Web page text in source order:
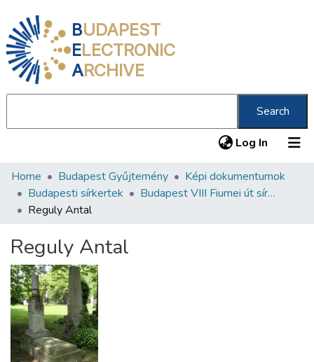
BUDAPEST
ELECTRONIC
ARCHIVE
Search
Log In (current)
Communities & Collections
All of DSpace
About us
Home Budapest Gyűjtemény
Képi dokumentumok
Budapesti sírkertek
Budapest VIII Fiumei út sírkert 2. rész
Reguly Antal
Reguly Antal